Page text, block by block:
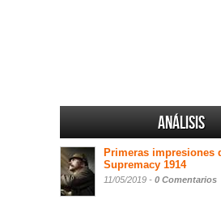
Análisis
Primeras impresiones
Supremacy 1914
11/05/2019 - 0 Comentarios